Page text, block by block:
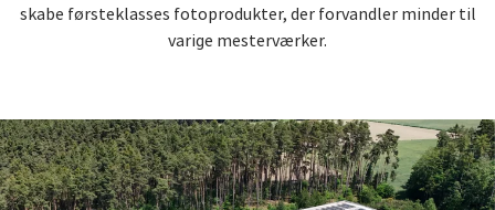
skabe førsteklasses fotoprodukter, der forvandler minder til
varige mesterværker.